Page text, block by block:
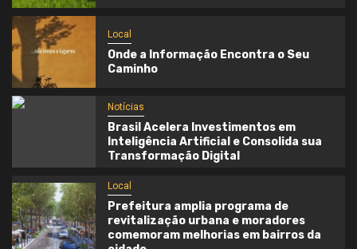
Local
Onde a Informação Encontra o Seu
Caminho
Notícias
Brasil Acelera Investimentos em
Inteligência Artificial e Consolida sua
Transformação Digital
Local
Prefeitura amplia programa de
revitalização urbana e moradores
comemoram melhorias em bairros da